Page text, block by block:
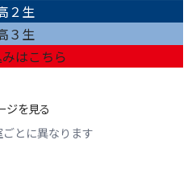
２生
３生
はこちら
ジを見る
とに異なります